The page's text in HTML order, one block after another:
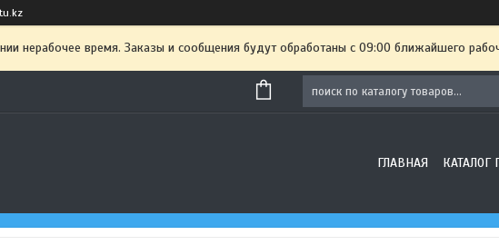
нерабочее время. Заказы и сообщения будут обработаны с 09:00 ближайшего
ГЛАВНАЯ